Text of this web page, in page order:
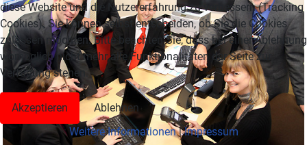
diese Website und die Nutzererfahrung zu verbessern (Tracking
Cookies). Sie können selbst entscheiden, ob Sie die Cookies
zulassen möchten. Bitte beachten Sie, dass bei einer Ablehnung
womöglich nicht mehr alle Funktionalitäten der Seite zur
Verfügung stehen.
Akzeptieren
Ablehnen
Weitere Informationen|Impressum